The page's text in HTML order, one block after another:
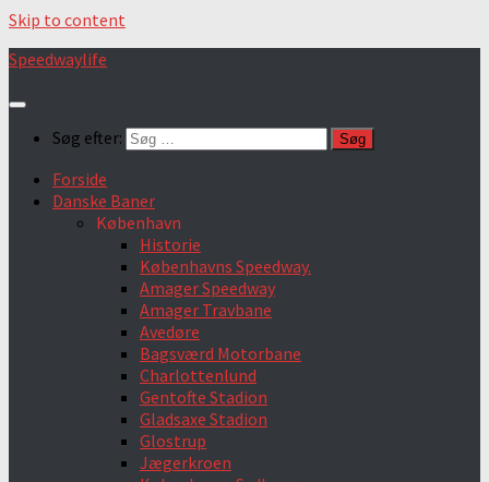
Skip to content
Speedwaylife
Søg efter:
Forside
Danske Baner
København
Historie
Københavns Speedway.
Amager Speedway
Amager Travbane
Avedøre
Bagsværd Motorbane
Charlottenlund
Gentofte Stadion
Gladsaxe Stadion
Glostrup
Jægerkroen